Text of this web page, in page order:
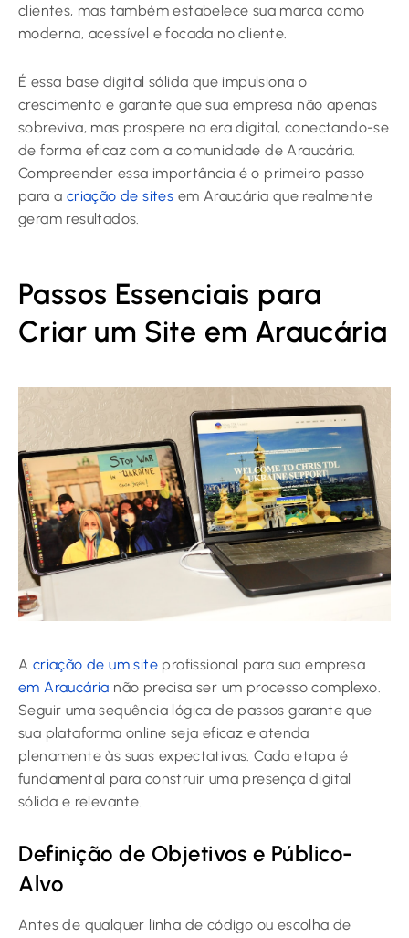
clientes, mas também estabelece sua marca como
moderna, acessível e focada no cliente.
É essa base digital sólida que impulsiona o
crescimento e garante que sua empresa não apenas
sobreviva, mas prospere na era digital, conectando-se
de forma eficaz com a comunidade de Araucária.
Compreender essa importância é o primeiro passo
para a criação de sites em Araucária que realmente
geram resultados.
Passos Essenciais para
Criar um Site em Araucária
A criação de um site profissional para sua empresa
em Araucária não precisa ser um processo complexo.
Seguir uma sequência lógica de passos garante que
sua plataforma online seja eficaz e atenda
plenamente às suas expectativas. Cada etapa é
fundamental para construir uma presença digital
sólida e relevante.
Definição de Objetivos e Público-
Alvo
Antes de qualquer linha de código ou escolha de